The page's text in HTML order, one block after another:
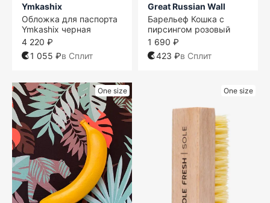
Ymkashix
Обложка для паспорта
Ymkashix черная
4 220 ₽
1 055 ₽в Сплит
Great Russian Wall
Барельеф Кошка с
пирсингом розовый
1 690 ₽
423 ₽в Сплит
One size One size